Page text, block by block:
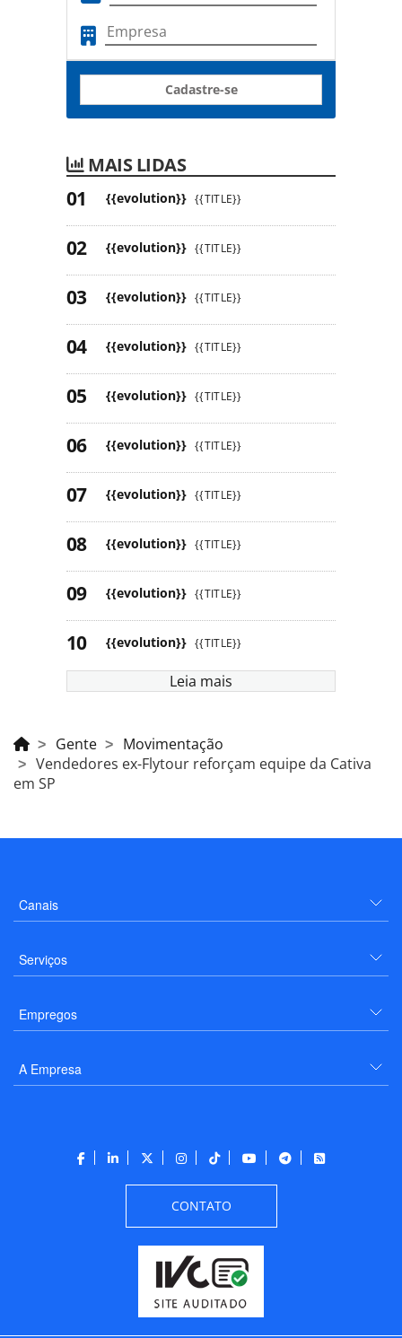
Cadastre-se
MAIS LIDAS
{{evolution}} {{TITLE}}
{{evolution}} {{TITLE}}
{{evolution}} {{TITLE}}
{{evolution}} {{TITLE}}
{{evolution}} {{TITLE}}
{{evolution}} {{TITLE}}
{{evolution}} {{TITLE}}
{{evolution}} {{TITLE}}
{{evolution}} {{TITLE}}
{{evolution}} {{TITLE}}
Leia mais
Gente
Movimentação
Vendedores ex-Flytour reforçam equipe da Cativa
em SP
Canais
Serviços
Empregos
A Empresa
CONTATO